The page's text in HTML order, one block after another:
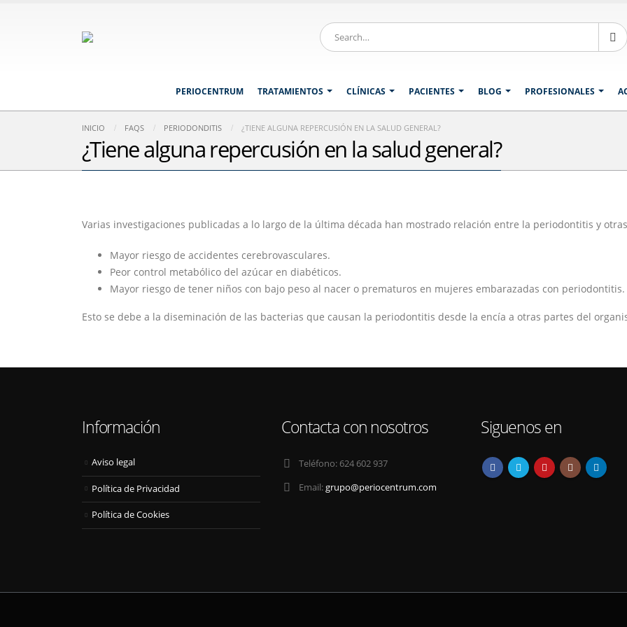
PERIOCENTRUM TRATAMIENTOS CLÍNICAS PACIENTES BLOG PROFESIONALES
INICIO FAQS PERIODONDITIS ¿TIENE ALGUNA REPERCUSIÓN EN LA SALUD GENERAL?
¿Tiene alguna repercusión en la salud general?
Varias investigaciones publicadas a lo largo de la última década han mostrado relación entre la periodontitis y
Mayor riesgo de accidentes cerebrovasculares.
Peor control metabólico del azúcar en diabéticos.
Mayor riesgo de tener niños con bajo peso al nacer o prematuros en mujeres embarazadas con periodontitis.
Esto se debe a la diseminación de las bacterias que causan la periodontitis desde la encía a otras partes del
Información
Aviso legal
Política de Privacidad
Política de Cookies
Contacta con nosotros
Teléfono: 624 602 937
Email:grupo@periocentrum.com
Siguenos en